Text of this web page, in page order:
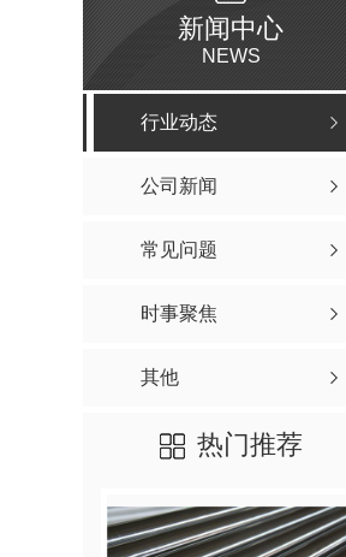
新闻中心
NEWS
行业动态
公司新闻
常见问题
时事聚焦
其他
热门推荐